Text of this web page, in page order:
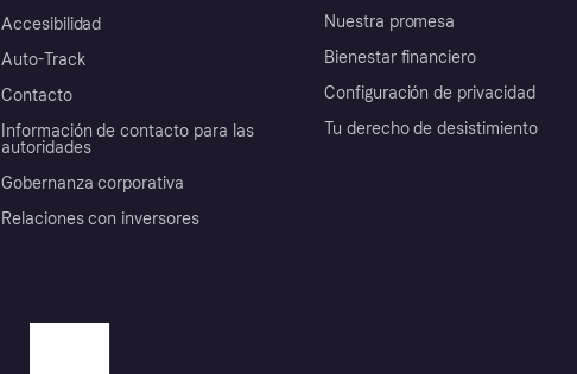
Accesibilidad
Auto-Track
Contacto
Información de contacto para las
autoridades
Gobernanza corporativa
Relaciones con inversores
Nuestra promesa
Bienestar financiero
Configuración de privacidad
Tu derecho de desistimiento